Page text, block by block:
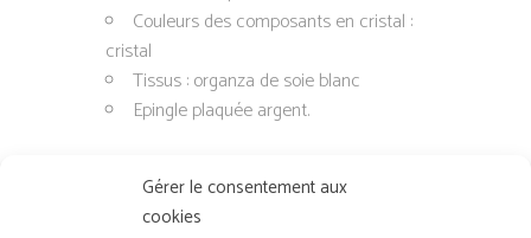
Gérer le consentement aux
cookies
Couleurs des composants en cristal :
cristal
Tissus : organza de soie blanc
Epingle plaquée argent.